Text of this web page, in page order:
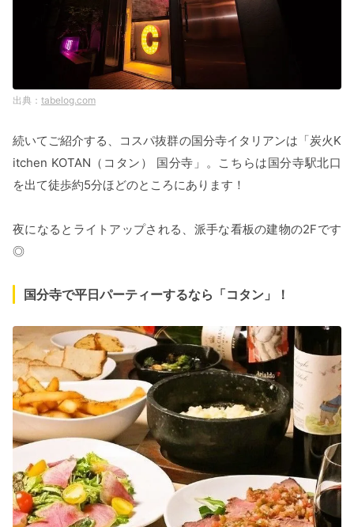
tabelog.com
続いてご紹介する、コスパ抜群の国分寺イタリアンは「炭火K
itchen KOTAN（コタン） 国分寺」。こちらは国分寺駅北口
を出て徒歩約5分ほどのところにあります！
夜になるとライトアップされる、派手な看板の建物の2Fです
◎
国分寺で平日パーティーするなら「コタン」！